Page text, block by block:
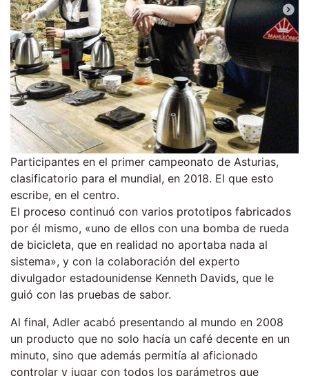
Participantes en el primer campeonato de Asturias,
clasificatorio para el mundial, en 2018. El que esto
escribe, en el centro.
El proceso continuó con varios prototipos fabricados
por él mismo, «uno de ellos con una bomba de rueda
de bicicleta, que en realidad no aportaba nada al
sistema», y con la colaboración del experto
divulgador estadounidense Kenneth Davids, que le
guió con las pruebas de sabor.
Al final, Adler acabó presentando al mundo en 2008
un producto que no solo hacía un café decente en un
minuto, sino que además permitía al aficionado
controlar y jugar con todos los parámetros que